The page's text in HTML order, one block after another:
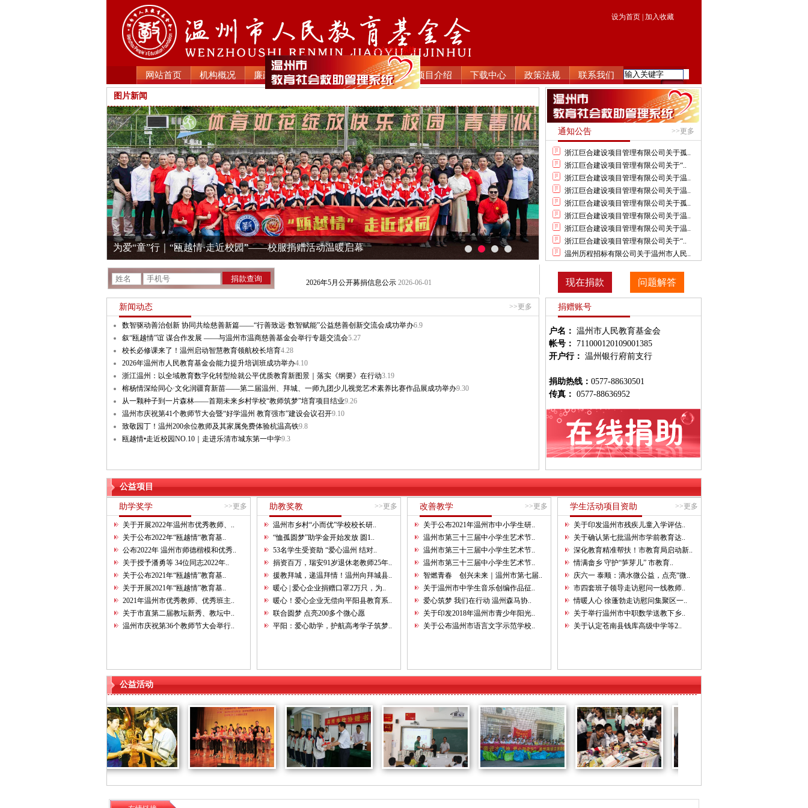
设为首页 加入收藏
网站首页 机构概况 廉政园地 新闻动态 通知公告 项目介绍 下载中心 政策法规 联系我们
图片新闻
为爱“童”行｜“瓯越情·走近校园”——校服捐赠活动温暖启幕
通知公告 >>更多
浙江巨合建设项目管理有限公司关于孤..
浙江巨合建设项目管理有限公司关于“..
浙江巨合建设项目管理有限公司关于温..
浙江巨合建设项目管理有限公司关于温..
浙江巨合建设项目管理有限公司关于孤..
浙江巨合建设项目管理有限公司关于温..
浙江巨合建设项目管理有限公司关于温..
浙江巨合建设项目管理有限公司关于“..
温州历程招标有限公司关于温州市人民..
2026年5月公开募捐信息公示 2026-06-01
2026年3月公开募捐信息公示
2026年2月公开募捐信息公示
2026年1月公开募捐信息公示 2026-02-01
2025年12月公开募捐信息公示
2025年10月公开募捐信息公示 2025-11-01
2025年9月公开募捐信息公示 2025-10-01
2026年6月公开募捐信息公示 2026-07-01
2026年5月公开募捐信息公示 2026-06-01
2026年4月公开募捐信息公示 2026-05-01
2025年11月公开募捐信息公示 2025-12-01
2025年10月公开募捐信息公示 2025-11-01
2025年9月公开募捐信息公示 2025-10-01
现在捐款 问题解答
新闻动态 >>更多
数智驱动善治创新 协同共绘慈善新篇——“行善致远·数智赋能”公益慈善创新交流会成功举办6.9
叙“瓯越情”谊 谋合作发展 ——与温州市温商慈善基金会举行专题交流会5.27
校长必修课来了！温州启动智慧教育领航校长培育4.28
2026年温州市人民教育基金会能力提升培训班成功举办4.10
浙江温州：以全域教育数字化转型绘就公平优质教育新图景｜落实《纲要》在行动3.19
榕杨情深绘同心·文化润疆育新苗——第二届温州、拜城、一师九团少儿视觉艺术素养比赛作品展成功举办9.30
从一颗种子到一片森林——首期未来乡村学校“教师筑梦”培育项目结业9.26
温州市庆祝第41个教师节大会暨“好学温州 教育强市”建设会议召开9.10
致敬园丁！温州200余位教师及其家属免费体验杭温高铁9.8
瓯越情•走近校园NO.10｜走进乐清市城东第一中学9.3
捐赠账号
户名： 温州市人民教育基金会
帐号： 711000120109001385
开户行： 温州银行府前支行
捐助热线： 0577-88630501
传真： 0577-88636952
公益项目
助学奖学 >>更多
关于开展2022年温州市优秀教师、..
关于公布2022年“瓯越情“教育基..
公布2022年 温州市师德楷模和优秀..
关于授予潘勇等 34位同志2022年..
关于公布2021年“瓯越情”教育基..
关于开展2021年“瓯越情”教育基..
2021年温州市优秀教师、优秀班主..
关于市直第二届教坛新秀、教坛中..
温州市庆祝第36个教师节大会举行..
助教奖教 >>更多
温州市乡村“小而优”学校校长研..
“恤孤圆梦”助学金开始发放 圆1..
53名学生受资助 “爱心温州 结对..
捐资百万，瑞安91岁退休老教师25年..
援教拜城，递温拜情！温州向拜城县..
暖心 | 爱心企业捐赠口罩2万只，为..
暖心！爱心企业无偿向平阳县教育系..
联合圆梦 点亮200多个微心愿
平阳：爱心助学，护航高考学子筑梦..
改善教学 >>更多
关于公布2021年温州市中小学生研..
温州市第三十三届中小学生艺术节..
温州市第三十三届中小学生艺术节..
温州市第三十三届中小学生艺术节..
智燃青春 创兴未来｜温州市第七届..
关于温州市中学生音乐创编作品征..
爱心筑梦 我们在行动 温州森马协..
关于印发2018年温州市青少年阳光..
关于公布温州市语言文字示范学校..
学生活动项目资助 >>更多
关于印发温州市残疾儿童入学评估..
关于确认第七批温州市学前教育达..
深化教育精准帮扶！市教育局启动新..
情满畲乡 守护“笋芽儿” 市教育..
庆六一 泰顺：滴水微公益，点亮“微..
市四套班子领导走访慰问一线教师..
情暖人心 徐蓬勃走访慰问集聚区一..
关于举行温州市中职数学送教下乡..
关于认定苍南县钱库高级中学等2..
公益活动
社会救助系统×